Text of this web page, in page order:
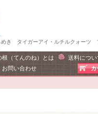
き タイガーアイ・ルチルクォーツ
根（てんのね）とは
送料につい
お問い合わせ カ